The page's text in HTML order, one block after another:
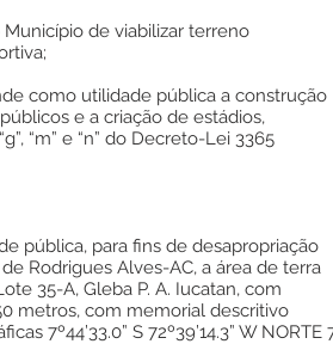
de viabilizar terreno
como utilidade pública a construção
e a criação de estádios,
“m” e “n” do Decreto-Lei 3365
pública, para fins de desapropriação
Rodrigues Alves-AC, a área de terra
35-A, Gleba P. A. Iucatan, com
metros, com memorial descritivo
7º44’33.0” S 72º39’14.3” W NORTE